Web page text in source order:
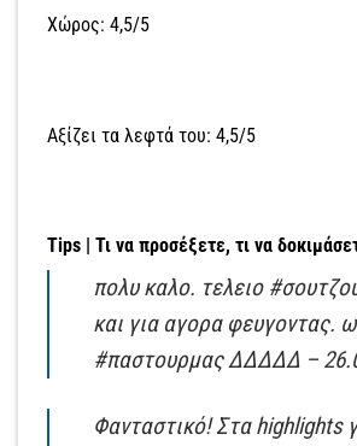
Χώρος: 4,5/5
Αξίζει τα λεφτά του: 4,5/5
Tips | Τι να προσέξετε, τι να
πολυ καλο. τελειο
και για αγορα φευγοντας.
#παστουρμας ΔΔΔΔΔ –
Φανταστικό! Στα highlights